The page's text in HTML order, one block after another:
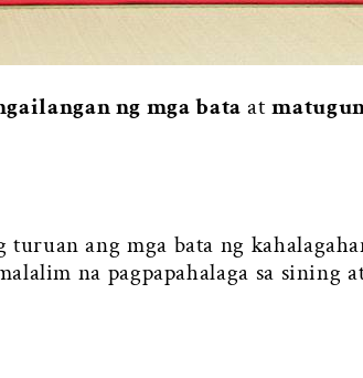
ng mga bata at
ang mga bata ng
na pagpapahalaga sa sining